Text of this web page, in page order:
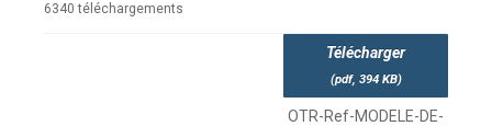
6340 téléchargements
Télécharger
(pdf, 394 KB)
OTR-Ref-MODELE-DE-